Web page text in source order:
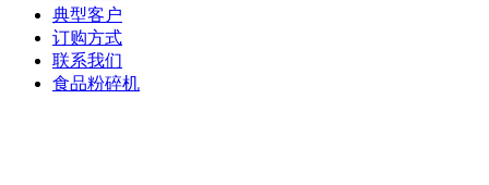
典型客户
订购方式
联系我们
食品粉碎机